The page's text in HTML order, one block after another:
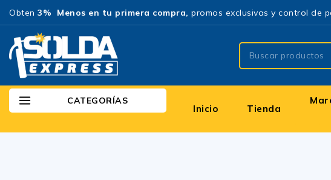
Obten 3% Menos en tu primera compra, promos exclusivas y control de
CATEGORÍAS
Inicio Tienda